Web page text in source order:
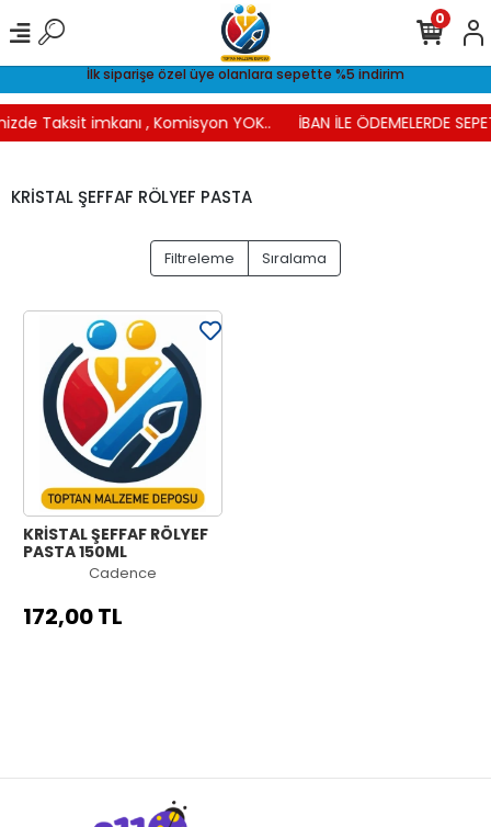
İlk siparişe özel üye olanlara sepette %5 indirim
Taksit imkanı , Komisyon YOK.. İBAN İLE ÖDEMELERDE
0
KRİSTAL ŞEFFAF RÖLYEF PASTA
Filtreleme Sıralama
KRİSTAL ŞEFFAF RÖLYEF
PASTA 150ML
Cadence
172,00 TL